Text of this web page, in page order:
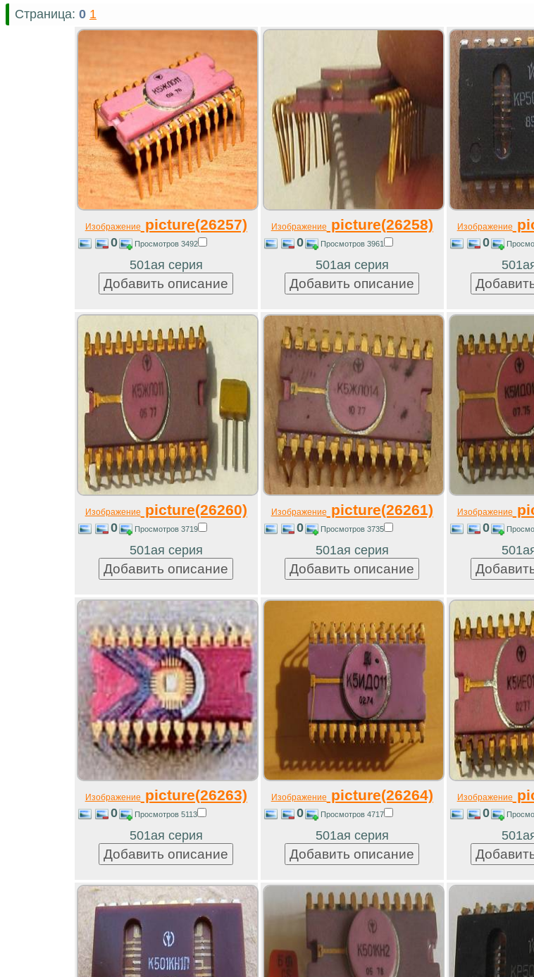
Страница: 0 1
Изображение picture(26257)
0 Просмотров 3492
501ая серия
Изображение picture(26258)
0 Просмотров 3961
501ая серия
Изображение
0
Изображение picture(26260)
0 Просмотров 3719
501ая серия
Изображение picture(26261)
0 Просмотров 3735
501ая серия
Изображение
0
Изображение picture(26263)
0 Просмотров 5113
501ая серия
Изображение picture(26264)
0 Просмотров 4717
501ая серия
Изображение
0